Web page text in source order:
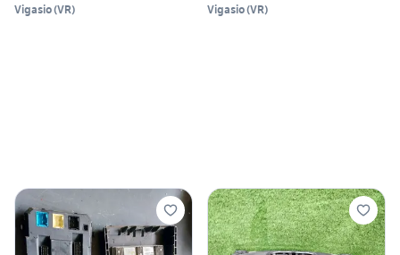
Vigasio(VR) Vigasio(VR)